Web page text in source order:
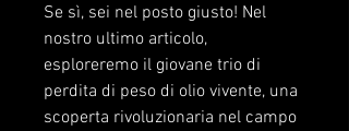
Se sì, sei nel posto giusto! Nel
nostro ultimo articolo,
esploreremo il giovane trio di
perdita di peso di olio vivente, una
scoperta rivoluzionaria nel campo